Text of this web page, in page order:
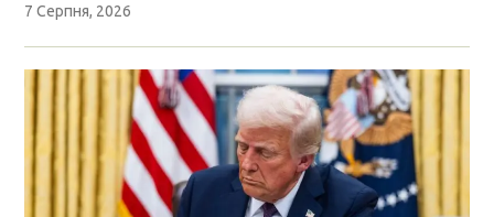
7 Серпня, 2026